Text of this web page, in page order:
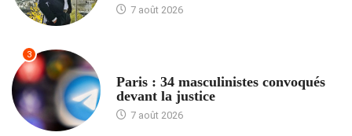
7 août 2026
3
Paris : 34 masculinistes convoqués
devant la justice
7 août 2026